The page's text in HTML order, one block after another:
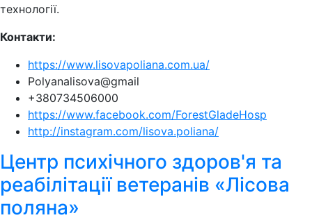
технології.
Контакти:
https://www.lisovapoliana.com.ua/
Polyanalisova@gmail
+380734506000
https://www.facebook.com/ForestGladeHosp
http://instagram.com/lisova.poliana/
Центр психічного здоров'я та
реабілітації ветеранів «Лісова
поляна»